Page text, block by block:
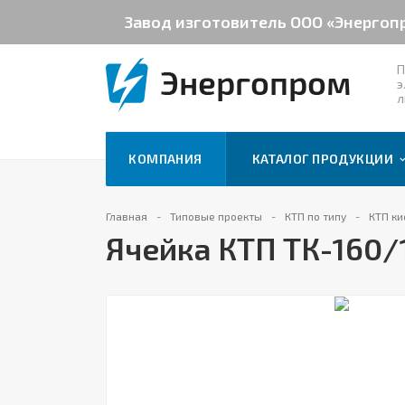
Завод изготовитель ООО
КОМПАНИЯ КАТАЛОГ ПРОДУКЦИИ
Главная Типовые проекты КТП по типу КТП
Ячейка КТП ТК-160/